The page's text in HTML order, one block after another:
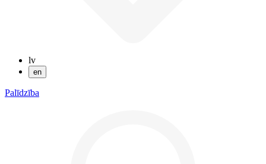
lv
en
Palīdzība